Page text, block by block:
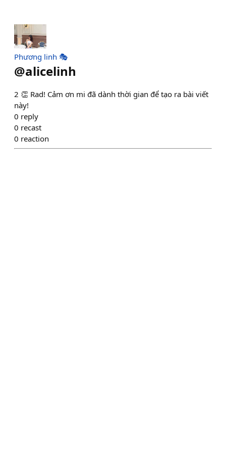
Phương linh 🎭
@alicelinh
2 👏 Rad! Cảm ơn mi đã dành thời gian để tạo ra bài viết
này!
0 reply
0 recast
0 reaction